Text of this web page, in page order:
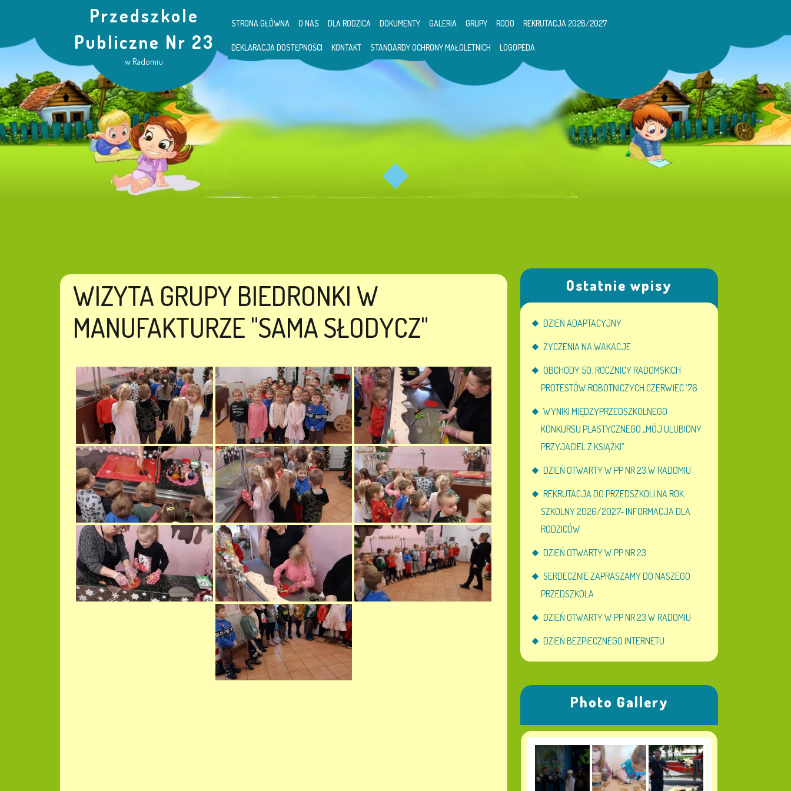
Przedszkole
Publiczne Nr 23
w Radomiu
STRONA GŁÓWNA O NAS DLA RODZICA DOKUMENTY GALERIA GRUPY RODO REKRUTACJA 2026/2027
DEKLARACJA DOSTĘPNOŚCI KONTAKT STANDARDY OCHRONY MAŁOLETNICH LOGOPEDA
WIZYTA GRUPY BIEDRONKI W
MANUFAKTURZE "SAMA SŁODYCZ"
Ostatnie wpisy
DZIEŃ ADAPTACYJNY
ŻYCZENIA NA WAKACJE
OBCHODY 50. ROCZNICY RADOMSKICH
PROTESTÓW ROBOTNICZYCH CZERWIEC ’76
WYNIKI MIĘDZYPRZEDSZKOLNEGO
KONKURSU PLASTYCZNEGO „MÓJ ULUBIONY
PRZYJACIEL Z KSIĄŻKI”
DZIEŃ OTWARTY W PP NR 23 W RADOMIU
REKRUTACJA DO PRZEDSZKOLI NA ROK
SZKOLNY 2026/2027- INFORMACJA DLA
RODZICÓW
DZIEŃ OTWARTY W PP NR 23
SERDECZNIE ZAPRASZAMY DO NASZEGO
PRZEDSZKOLA
DZIEŃ OTWARTY W PP NR 23 W RADOMIU
DZIEŃ BEZPIECZNEGO INTERNETU
Photo Gallery